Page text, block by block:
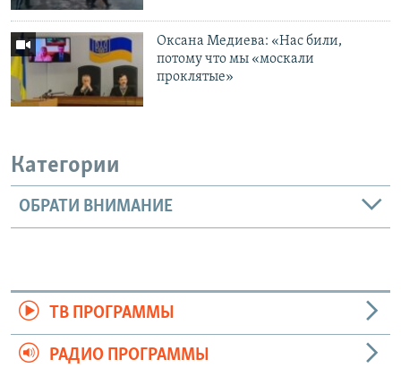
Оксана Медиева: «Нас били,
потому что мы «москали
проклятые»
Категории
ОБРАТИ ВНИМАНИЕ
ТВ ПРОГРАММЫ
РАДИО ПРОГРАММЫ